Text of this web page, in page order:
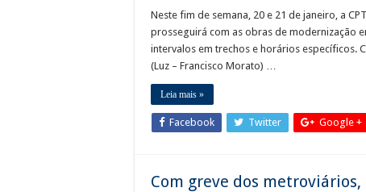
Neste fim de semana, 20 e 21 de janeiro, a
prosseguirá com as obras de modernização
intervalos em trechos e horários específicos.
(Luz – Francisco Morato) …
Leia mais »
Facebook Twitter Google +
Com greve dos